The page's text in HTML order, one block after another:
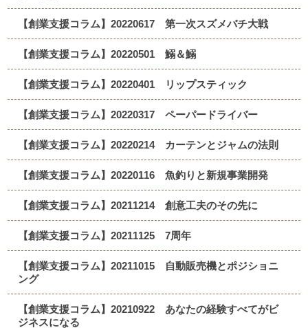
【創業支援コラム】20220617 第一次スズメバチ大戦
【創業支援コラム】20220501 鰯＆鰯
【創業支援コラム】20220401 リップスティック
【創業支援コラム】20220317 ペーパードライバー
【創業支援コラム】20220214 カーテンとジャムの法則
【創業支援コラム】20220116 魚釣りと新規事業開発
【創業支援コラム】20211214 創意工夫のその先に
【創業支援コラム】20211125 7周年
【創業支援コラム】20211015 自動販売機とポジショニ
ング
【創業支援コラム】20210922 あなたの経験すべてがビ
ジネスになる